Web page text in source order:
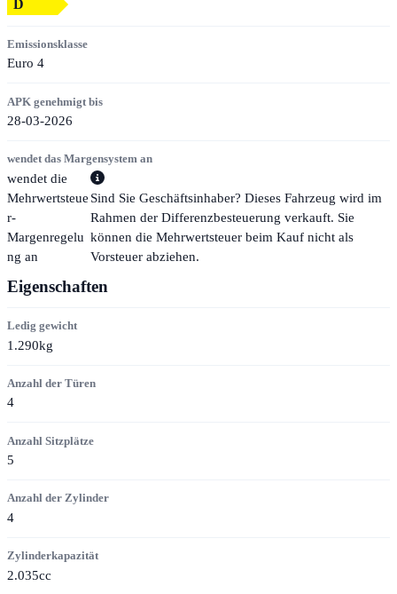
D
Emissionsklasse
Euro 4
APK genehmigt bis
28-03-2026
wendet das Margensystem an
wendet die
Mehrwertsteue
r-
Margenregelu
ng an
Sind Sie Geschäftsinhaber? Dieses Fahrzeug wird im
Rahmen der Differenzbesteuerung verkauft. Sie
können die Mehrwertsteuer beim Kauf nicht als
Vorsteuer abziehen.
Eigenschaften
Ledig gewicht
1.290kg
Anzahl der Türen
4
Anzahl Sitzplätze
5
Anzahl der Zylinder
4
Zylinderkapazität
2.035cc